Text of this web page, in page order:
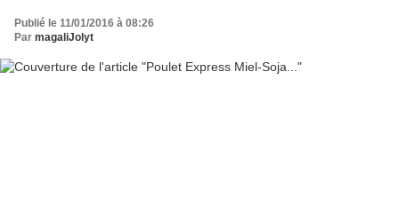
Publié le 11/01/2016 à 08:26
Par magaliJolyt